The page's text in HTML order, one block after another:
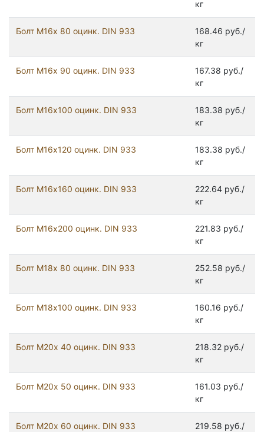
кг
Болт М16х 80 оцинк. DIN 933
168.46 руб./
кг
Болт М16х 90 оцинк. DIN 933
167.38 руб./
кг
Болт М16х100 оцинк. DIN 933
183.38 руб./
кг
Болт М16х120 оцинк. DIN 933
183.38 руб./
кг
Болт М16х160 оцинк. DIN 933
222.64 руб./
кг
Болт М16х200 оцинк. DIN 933
221.83 руб./
кг
Болт М18х 80 оцинк. DIN 933
252.58 руб./
кг
Болт М18х100 оцинк. DIN 933
160.16 руб./
кг
Болт М20х 40 оцинк. DIN 933
218.32 руб./
кг
Болт М20х 50 оцинк. DIN 933
161.03 руб./
кг
Болт М20х 60 оцинк. DIN 933
219.58 руб./